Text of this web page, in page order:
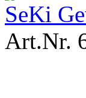
SeKi
Art.Nr.